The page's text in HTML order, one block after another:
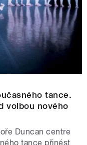
tance.
volbou nového
Duncan centre
tance přinést